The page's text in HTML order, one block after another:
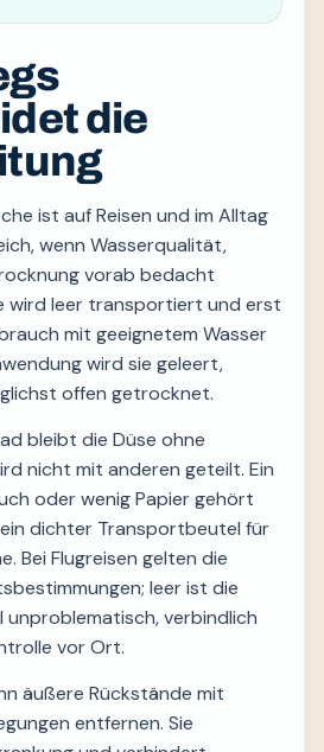
die
ist auf Reisen und im Alltag
wenn Wasserqualität,
vorab bedacht
wird leer transportiert und erst
mit geeignetem Wasser
wird sie geleert,
offen getrocknet.
bleibt die Düse ohne
nicht mit anderen geteilt. Ein
oder wenig Papier gehört
dichter Transportbeutel für
Bei Flugreisen gelten die
leer ist die
unproblematisch, verbindlich
vor Ort.
äußere Rückstände mit
entfernen. Sie